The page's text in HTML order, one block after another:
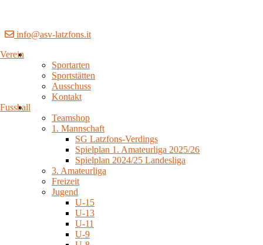
info@asv-latzfons.it
Verein
Sportarten
Sportstätten
Ausschuss
Kontakt
Fussball
Teamshop
1. Mannschaft
SG Latzfons-Verdings
Spielplan 1. Amateurliga 2025/26
Spielplan 2024/25 Landesliga
3. Amateurliga
Freizeit
Jugend
U-15
U-13
U-11
U-9